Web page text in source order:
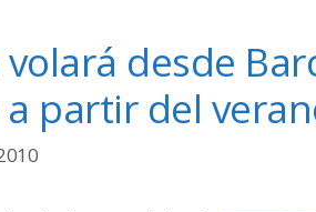
desde
partir del